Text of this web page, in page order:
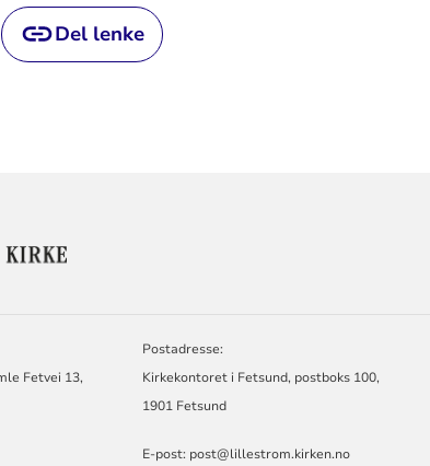
Del lenke
KONTAKTINFORMASJON
Fetvei 13,
Postadresse:
Kirkekontoret i Fetsund, postboks 100,
1901 Fetsund
E-post: post@lillestrom.kirken.no